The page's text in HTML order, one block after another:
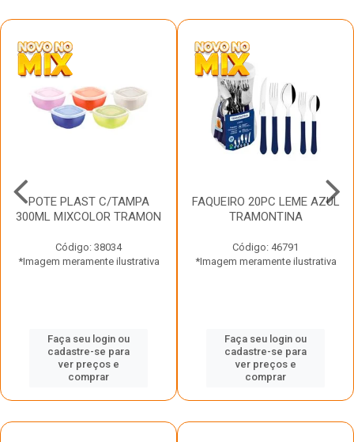
POTE PLAST C/TAMPA
300ML MIXCOLOR TRAMON
Código: 38034
*Imagem meramente ilustrativa
Faça seu login ou
cadastre-se para
ver preços e
comprar
FAQUEIRO 20PC LEME AZUL
TRAMONTINA
Código: 46791
*Imagem meramente ilustrativa
Faça seu login ou
cadastre-se para
ver preços e
comprar